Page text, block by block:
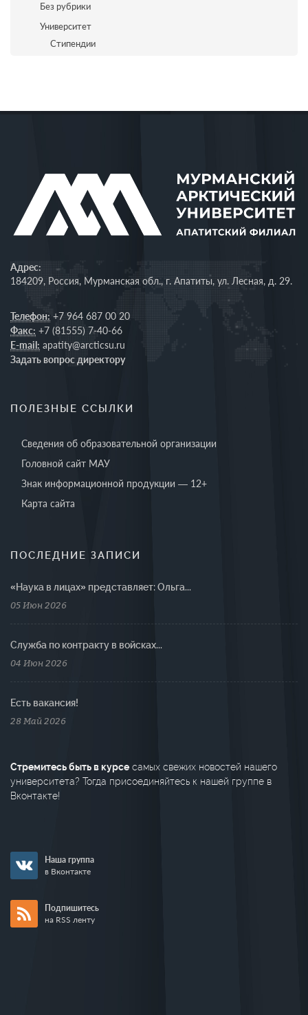
Без рубрики
Университет
Стипендии
Адрес:
184209, Россия, Мурманская обл., г. Апатиты, ул. Лесная, д. 29.
Телефон: +7 964 687 00 20
Факс: +7 (81555) 7-40-66
E-mail: apatity@arcticsu.ru
Задать вопрос директору
ПОЛЕЗНЫЕ ССЫЛКИ
Сведения об образовательной организации
Головной сайт МАУ
Знак информационной продукции — 12+
Карта сайта
ПОСЛЕДНИЕ ЗАПИСИ
«Наука в лицах» представляет: Ольга...
05 Июн 2026
Cлужба по контракту в войсках...
04 Июн 2026
Есть вакансия!
28 Май 2026
Стремитесь быть в курсе самых свежих новостей нашего
университета? Тогда присоединяйтесь к нашей группе в
Вконтакте!
Наша группа
в Вконтакте
Подпишитесь
на RSS ленту